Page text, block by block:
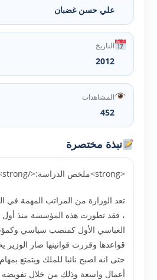
علي حسن غضبان
التاريخ
2012
المشاهدات
452
نبذة مختصرة
<strong>ملخص الدراسة:</strong>
تعد الوزارة من المراتب المهمة في
، فقد تطورت هذه المؤسسة منذ أول
العباسي الأول كمنصب سياسي
قواعدها وقررت قوانينها صار الوزير
حتى انه اصبح نائبا للملك ويتمتع
أعمال واسعة وذلك من خلال تفويضه